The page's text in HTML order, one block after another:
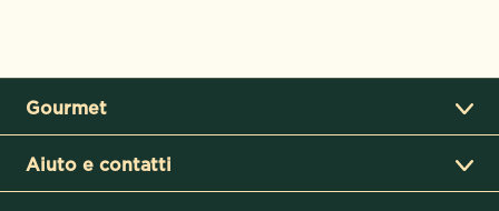
Gourmet
Aiuto e contatti